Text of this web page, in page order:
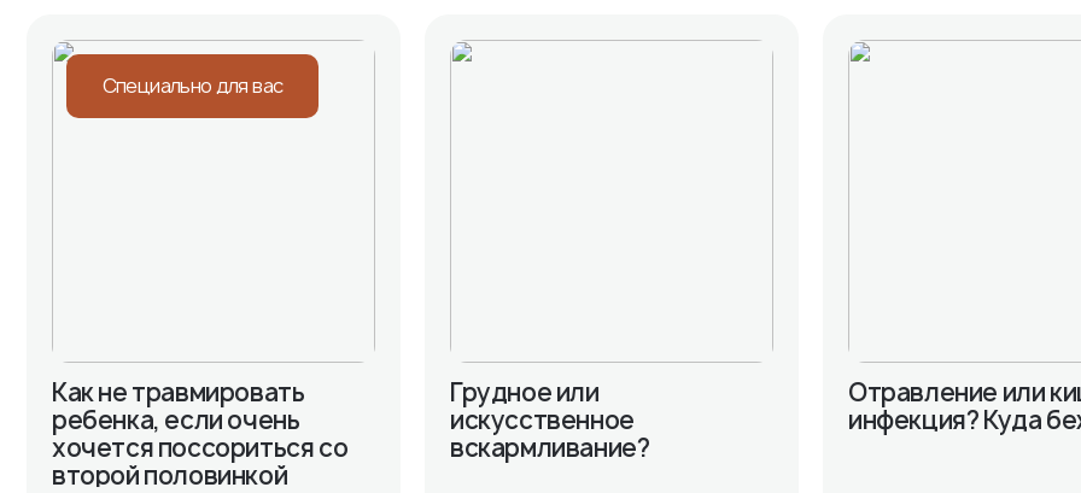
Специально для вас
Как не травмировать
ребенка, если очень
хочется поссориться со
второй половинкой
Грудное или
искусственное
вскармливание?
Отравление или
инфекция? Куда